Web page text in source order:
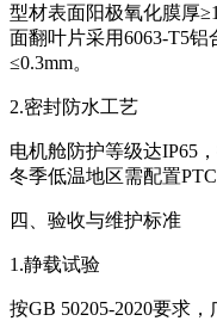
型材表面阳极氧化膜厚
面翻叶片采用6063-T5
≤0.3mm。
2.密封防水工艺
电机舱防护等级达IP65
冬季低温地区需配置
四、验收与维护标准
1.静载试验
按GB 50205-2020要求